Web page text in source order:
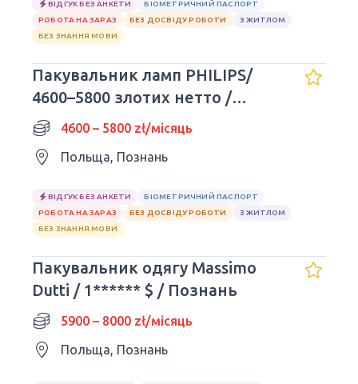
ВІДГУК БЕЗ АНКЕТИ
БІОМЕТРИЧНИЙ ПАСПОРТ
РОБОТА НА ЗАРАЗ
БЕЗ ДОСВІДУ РОБОТИ
З ЖИТЛОМ
БЕЗ ЗНАННЯ МОВИ
Пакувальник ламп PHILIPS/
4600–5800 злотих нетто /
Познань
4600 – 5800 zł/місяць
Польща, Познань
ВІДГУК БЕЗ АНКЕТИ
БІОМЕТРИЧНИЙ ПАСПОРТ
РОБОТА НА ЗАРАЗ
БЕЗ ДОСВІДУ РОБОТИ
З ЖИТЛОМ
БЕЗ ЗНАННЯ МОВИ
Пакувальник одягу Massimo
Dutti / 1****** $ / Познань
5900 – 8000 zł/місяць
Польща, Познань